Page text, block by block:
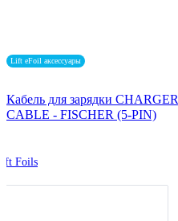
Lift eFoil аксессуары
Кабель для зарядки CHARGER
CABLE - FISCHER (5-PIN)
Foils